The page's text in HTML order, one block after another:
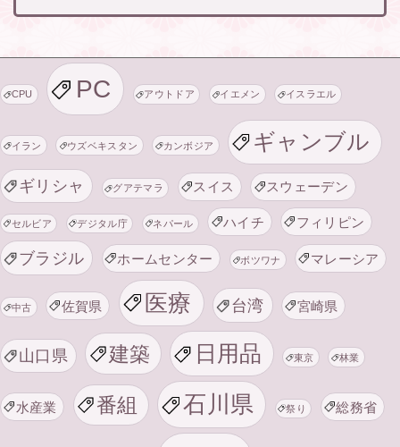
CPU PC アウトドア イエメン イスラエル
イラン ウズベキスタン カンボジア ギャンブル
ギリシャ グアテマラ スイス スウェーデン
セルビア デジタル庁 ネパール ハイチ フィリピン
ブラジル ホームセンター ボツワナ マレーシア
中古 佐賀県 医療 台湾 宮崎県
山口県 建築 日用品 東京 林業
水産業 番組 石川県 祭り 総務省